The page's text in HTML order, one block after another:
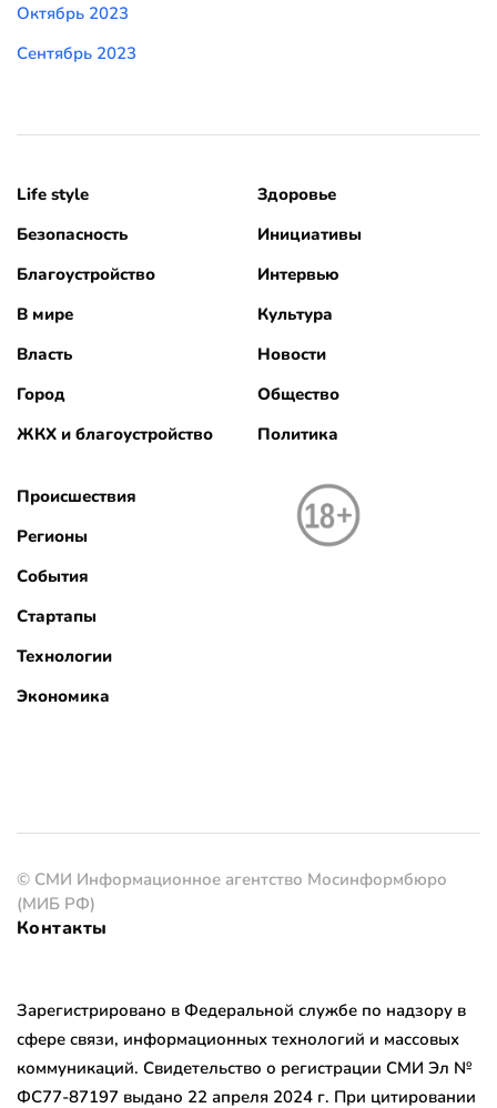
Октябрь 2023
Сентябрь 2023
Life style
Безопасность
Благоустройство
В мире
Власть
Город
ЖКХ и благоустройство
Здоровье
Инициативы
Интервью
Культура
Новости
Общество
Политика
Происшествия
Регионы
События
Стартапы
Технологии
Экономика
© СМИ Информационное агентство Мосинформбюро
(МИБ РФ)
Контакты
Зарегистрировано в Федеральной службе по надзору в
сфере связи, информационных технологий и массовых
коммуникаций. Свидетельство о регистрации СМИ Эл №
ФС77-87197 выдано 22 апреля 2024 г. При цитировании